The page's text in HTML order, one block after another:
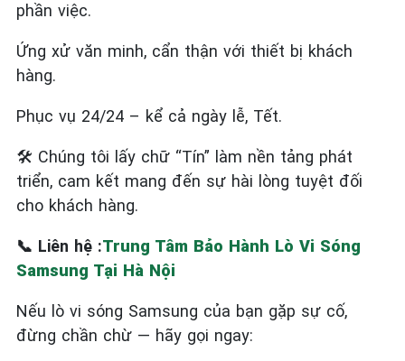
phần việc.
Ứng xử văn minh, cẩn thận với thiết bị khách
hàng.
Phục vụ 24/24 – kể cả ngày lễ, Tết.
🛠️ Chúng tôi lấy chữ “Tín” làm nền tảng phát
triển, cam kết mang đến sự hài lòng tuyệt đối
cho khách hàng.
📞 Liên hệ :Trung Tâm Bảo Hành Lò Vi Sóng
Samsung Tại Hà Nội
Nếu lò vi sóng Samsung của bạn gặp sự cố,
đừng chần chừ — hãy gọi ngay: